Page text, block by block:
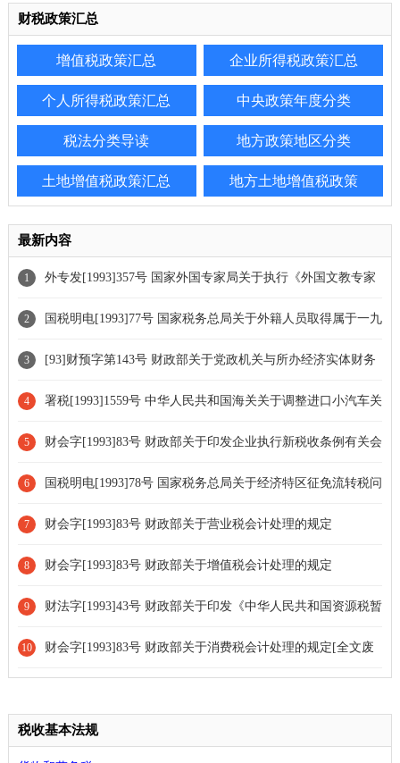
财税政策汇总
增值税政策汇总 企业所得税政策汇总
个人所得税政策汇总 中央政策年度分类
税法分类导读 地方政策地区分类
土地增值税政策汇总 地方土地增值税政策
最新内容
1 外专发[1993]357号 国家外国专家局关于执行《外国文教专家
到职通知书》的补充通知
2 国税明电[1993]77号 国家税务总局关于外籍人员取得属于一九
九三年度的应税所得如何计算征收个人所得税问题的通知
3 [93]财预字第143号 财政部关于党政机关与所办经济实体财务
脱钩问题的规定的通知[全文废止]
4 署税[1993]1559号 中华人民共和国海关关于调整进口小汽车关
税税率和减免税政策的的紧急通知[全文废止]
5 财会字[1993]83号 财政部关于印发企业执行新税收条例有关会
计处理规定的通知[全文废止]
6 国税明电[1993]78号 国家税务总局关于经济特区征免流转税问
题的通知[部分失效]
7 财会字[1993]83号 财政部关于营业税会计处理的规定
8 财会字[1993]83号 财政部关于增值税会计处理的规定
9 财法字[1993]43号 财政部关于印发《中华人民共和国资源税暂
行条例实施细则》的通知[全文废止]
10 财会字[1993]83号 财政部关于消费税会计处理的规定[全文废
税收基本法规